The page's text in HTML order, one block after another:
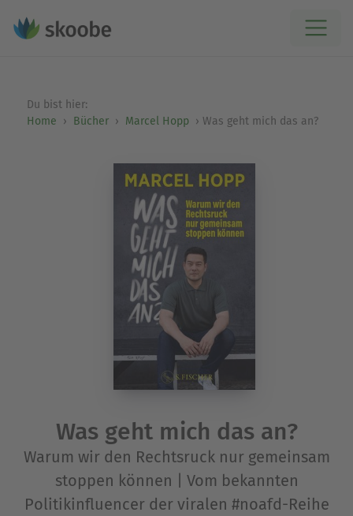
Du bist hier:
Home
Bücher Marcel Hopp Was geht mich das an?
Was geht mich das an?
Warum wir den Rechtsruck nur gemeinsam
stoppen können | Vom bekannten
Politikinfluencer der viralen #noafd-Reihe